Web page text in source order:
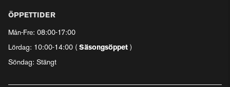
ÖPPETTIDER
Mån-Fre: 08:00-17:00
Lördag: 10:00-14:00 ( Säsongsöppet )
Söndag: Stängt